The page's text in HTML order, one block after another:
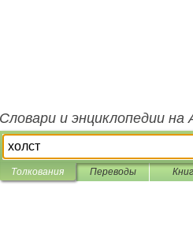
Словари и энциклопедии на
Толкования Переводы